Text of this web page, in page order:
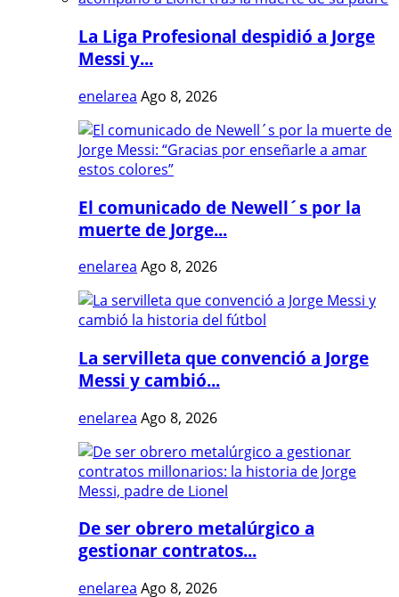
La Liga Profesional despidió a Jorge
Messi y...
enelarea Ago 8, 2026
El comunicado de Newell´s por la
muerte de Jorge...
enelarea Ago 8, 2026
La servilleta que convenció a Jorge
Messi y cambió...
enelarea Ago 8, 2026
De ser obrero metalúrgico a
gestionar contratos...
enelarea Ago 8, 2026